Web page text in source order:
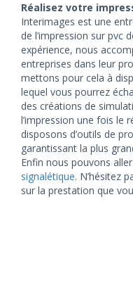
Réalisez votre
Interimages est une
de l’impression sur pvc
expérience, nous
entreprises dans leur
mettons pour cela à
lequel vous pourrez
des créations de
l’impression une fois le
disposons d’outils de
garantissant la plus
Enfin nous pouvons aller
signalétique. N’hésitez
sur la prestation que